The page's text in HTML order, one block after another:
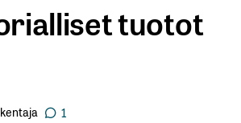
tuotot
1